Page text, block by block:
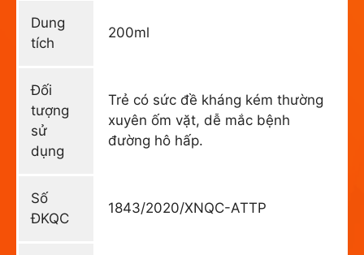
Dung
tích
200ml
Đối
tượng
sử
dụng
Trẻ có sức đề kháng kém thường
xuyên ốm vặt, dễ mắc bệnh
đường hô hấp.
Số
ĐKQC
1843/2020/XNQC-ATTP